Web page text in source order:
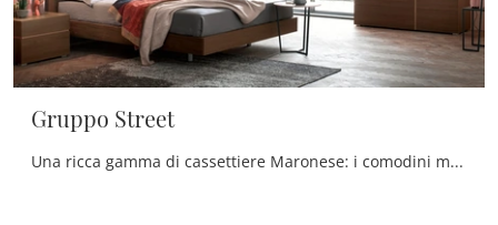
Gruppo Street
Una ricca gamma di cassettiere Maronese: i comodini moderni in melaminico, come Gruppo Street, sono tra le soluzioni più belle.